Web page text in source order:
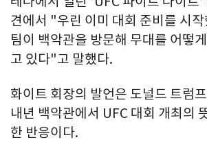
견에서 "우린 이미 대회 준비를 시
팀이 백악관을 방문해 무대를 어떻
고 있다"고 말했다.
화이트 회장의 발언은 도널드 트럼
내년 백악관에서 UFC 대회 개최의
한 반응이다.